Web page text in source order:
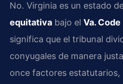
No. Virginia es un estado
equitativa bajo el Va.
significa que el tribunal
conyugales de manera
once factores estatutarios,